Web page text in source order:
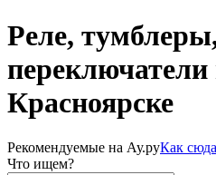
Реле,
переключатели
Красноярске
Рекомендуемые на Ау.руКак
Что ищем?